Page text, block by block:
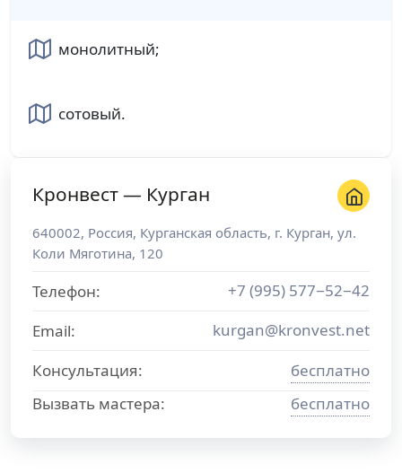
монолитный;
сотовый.
Кронвест — Курган
640002, Россия, Курганская область, г. Курган, ул.
Коли Мяготина, 120
Телефон:
+7 (995) 577−52−42
Email:
kurgan@kronvest.net
Консультация:
бесплатно
Вызвать мастера:
бесплатно